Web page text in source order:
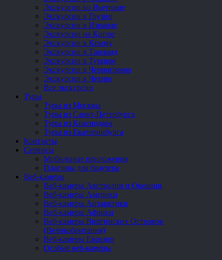
Экскурсии во Вьетнаме
Экскурсии в Грузии
Экскурсии в Израиле
Экскурсии на Кипре
Экскурсии в Крыму
Экскурсии в Таиланд
Экскурсии в Турцию
Экскурсии в Черногорию
Экскурсии в Чехию
Все экскурсии
Туры
Туры из Москвы
Туры из Санкт-Петербурга
Туры из Краснодара
Туры из Екатеринбурга
Контакты
Сервисы
Мобильные приложения
Плагины для браузера
Веб-камеры
Веб-камеры Австралии и Океании
Веб-камеры Америки
Веб-камеры Антарктики
Веб-камеры Африки
Веб-камеры Виргинских Островов
(Великобритания)
Веб-камеры Евразии
Особые веб-камеры